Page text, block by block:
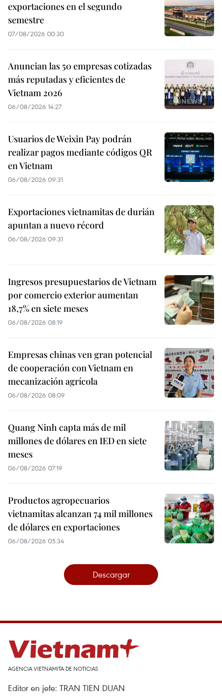
exportaciones en el segundo
semestre
07/08/2026 00:30
Anuncian las 50 empresas cotizadas
más reputadas y eficientes de
Vietnam 2026
06/08/2026 14:27
Usuarios de Weixin Pay podrán
realizar pagos mediante códigos QR
en Vietnam
06/08/2026 09:31
Exportaciones vietnamitas de durián
apuntan a nuevo récord
06/08/2026 09:31
Ingresos presupuestarios de Vietnam
por comercio exterior aumentan
18,7% en siete meses
06/08/2026 08:19
Empresas chinas ven gran potencial
de cooperación con Vietnam en
mecanización agrícola
06/08/2026 08:09
Quang Ninh capta más de mil
millones de dólares en IED en siete
meses
06/08/2026 07:19
Productos agropecuarios
vietnamitas alcanzan 74 mil millones
de dólares en exportaciones
06/08/2026 05:34
Descargar
AGENCIA VIETNAMITA DE NOTICIAS
Editor en jefe: TRAN TIEN DUAN